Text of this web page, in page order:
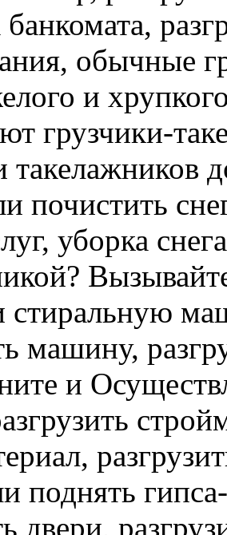
банкомата,
обычные
и
грузчики-
такелажников
почистить
уборка
стиральную
машину,
и
поднять
двери,